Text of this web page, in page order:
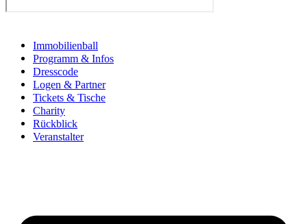
Immobilienball
Programm & Infos
Dresscode
Logen & Partner
Tickets & Tische
Charity
Rückblick
Veranstalter